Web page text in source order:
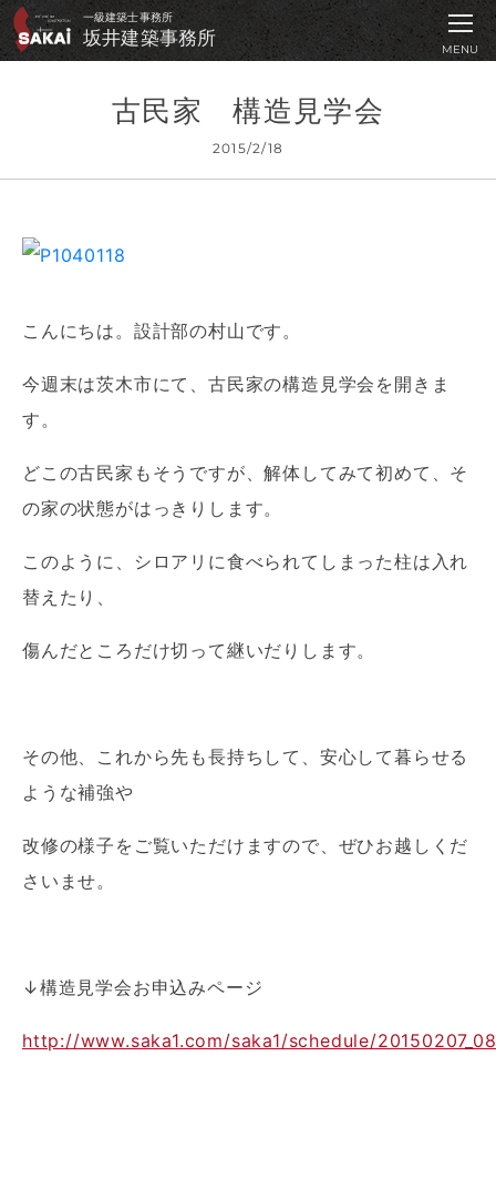
坂井建築事務所 ｜
一級建築士事務所
坂井建築事務所
MENU
古民家 構造見学会
2015/2/18
こんにちは。設計部の村山です。
今週末は茨木市にて、古民家の構造見学会を開きま
す。
どこの古民家もそうですが、解体してみて初めて、そ
の家の状態がはっきりします。
このように、シロアリに食べられてしまった柱は入れ
替えたり、
傷んだところだけ切って継いだりします。
その他、これから先も長持ちして、安心して暮らせる
ような補強や
改修の様子をご覧いただけますので、ぜひお越しくだ
さいませ。
↓構造見学会お申込みページ
http://www.saka1.com/saka1/schedule/